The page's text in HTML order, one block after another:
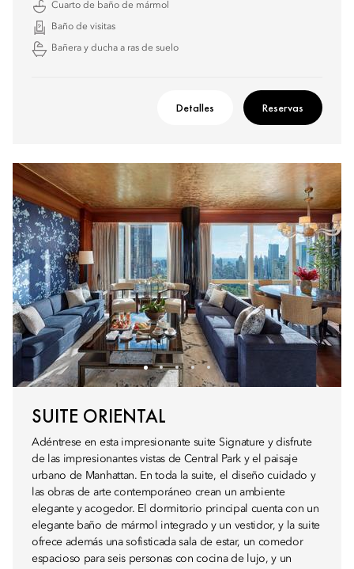
Cuarto de baño de mármol
Baño de visitas
Bañera y ducha a ras de suelo
Detalles Reservas
SUITE ORIENTAL
Adéntrese en esta impresionante suite Signature y disfrute
de las impresionantes vistas de Central Park y el paisaje
urbano de Manhattan. En toda la suite, el diseño cuidado y
las obras de arte contemporáneo crean un ambiente
elegante y acogedor. El dormitorio principal cuenta con un
elegante baño de mármol integrado y un vestidor, y la suite
ofrece además una sofisticada sala de estar, un comedor
espacioso para seis personas con cocina de lujo, y un